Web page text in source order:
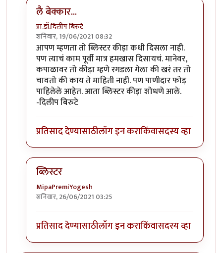
लै बेक्कार...
प्रा.डॉ.दिलीप बिरुटे
शनिवार, 19/06/2021 08:32
In reply toब्लिस्टर नावाचा किडा होता,तोbyआग्या१९९०
आपण म्हणता तो ब्लिस्टर कीड़ा कधी दिसला नाही.
पण त्याचं काम पूर्वी मात्र हमखास दिसायचं. मानेवर,
कपाळावर तो कीड़ा म्हणे रगडला गेला की खरं तर तो
चावतो की काय ते माहिती नाही. पण पाणीदार फोड़
पाहिलेले आहेत. आता ब्लिस्टर कीड़ा शोधणे आले.
-दिलीप बिरुटे
प्रतिसाद देण्यासाठीलॉग इन कराकिंवासदस्य व्हा
ब्लिस्टर
MipaPremiYogesh
शनिवार, 26/06/2021 03:25
प्रतिसाद देण्यासाठीलॉग इन कराकिंवासदस्य व्हा